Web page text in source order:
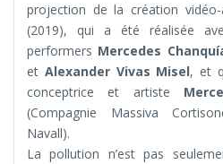
projection de la création
(2019), qui a été réalisée
performers Mercedes
et Alexander Vivas Misel, et
conceptrice et artiste
(Compagnie Massiva
Navall).
La pollution n’est pas